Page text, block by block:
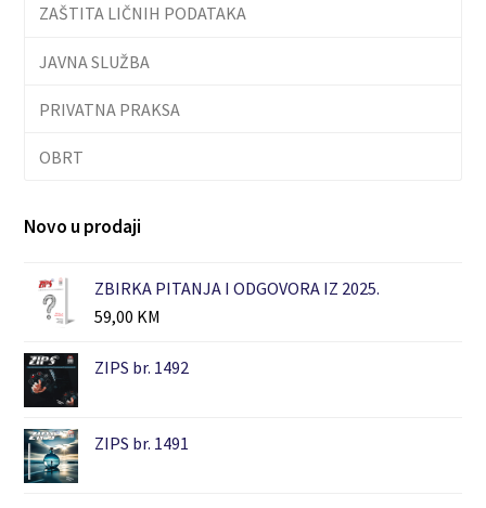
ZAŠTITA LIČNIH PODATAKA
JAVNA SLUŽBA
PRIVATNA PRAKSA
OBRT
Novo u prodaji
ZBIRKA PITANJA I ODGOVORA IZ 2025.
59,00 KM
ZIPS br. 1492
ZIPS br. 1491